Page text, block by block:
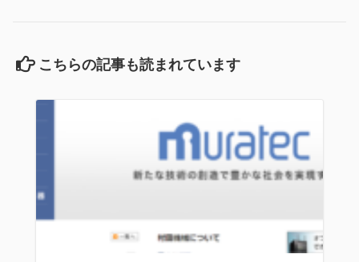
こちらの記事も読まれています